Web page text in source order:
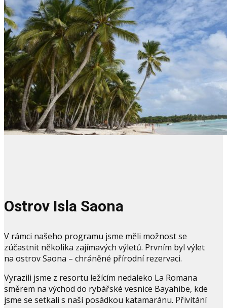
Ostrov Isla Saona
V rámci našeho programu jsme měli možnost se
zúčastnit několika zajímavých výletů. Prvním byl výlet
na ostrov Saona – chráněné přírodní rezervaci.
Vyrazili jsme z resortu ležícím nedaleko La Romana
směrem na východ do rybářské vesnice Bayahibe, kde
jsme se setkali s naší posádkou katamaránu. Přivítání